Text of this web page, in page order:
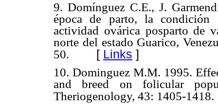
9. Domínguez C.E., J.
época de parto, la condición
actividad ovárica posparto de
norte del estado Guarico,
50. [ Links ]
10. Dominguez M.M. 1995.
and breed on folicular
Theriogenology, 43: 1405-1418.